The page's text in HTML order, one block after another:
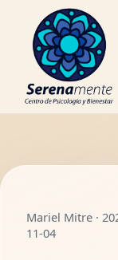
WhatsApp
Mariel Mitre ·
11-04